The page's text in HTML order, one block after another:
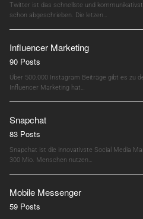
Twitter ist das schnellste und
schon abgeschrieben. Die letzen…
Influencer Marketing
90 Posts
Über 500.000 Instagram Beiträge gibt es zu
Influencer Marketing hat…
Snapchat
83 Posts
Snapchat ist die innovativste Social Media
300 Mio. Menschen nutzen…
Mobile Messenger
59 Posts